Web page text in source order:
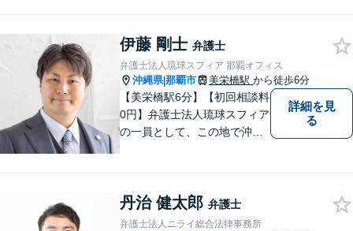
い！
伊藤 剛士 弁護士
弁護士法人琉球スフィア 那覇オフィス
沖縄県|那覇市 美栄橋駅 から徒歩6分
【美栄橋駅6分】【初回相談料
0円】弁護士法人琉球スフィア
の一員として、この地で沖縄
ございませんので、安心して
経験豊富な弁護士にご相談く
詳細を見
る
丹治 健太郎 弁護士
弁護士法人ニライ総合法律事務所